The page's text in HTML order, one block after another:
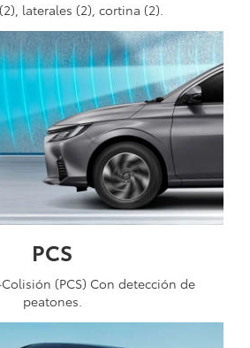
laterales (2), cortina (2).
PCS
(PCS) Con detección de
peatones.